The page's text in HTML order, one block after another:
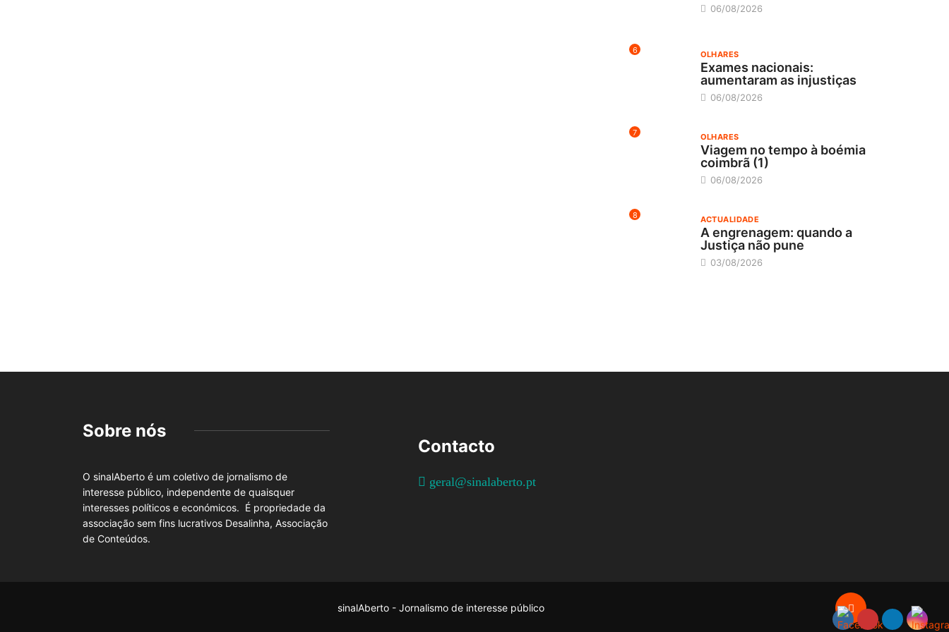
06/08/2026
6 OLHARES
Exames nacionais:
aumentaram as injustiças
06/08/2026
7 OLHARES
Viagem no tempo à boémia
coimbrã (1)
06/08/2026
8 ACTUALIDADE
A engrenagem: quando a
Justiça não pune
03/08/2026
Sobre nós
O sinalAberto é um coletivo de jornalismo de
interesse público, independente de quaisquer
interesses políticos e económicos. É propriedade da
associação sem fins lucrativos Desalinha, Associação
de Conteúdos.
Contacto
geral@sinalaberto.pt
sinalAberto - Jornalismo de interesse público